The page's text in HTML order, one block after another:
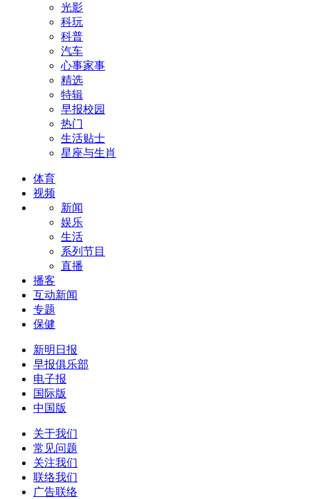
光影
科玩
科普
汽车
心事家事
精选
特辑
早报校园
热门
生活贴士
星座与生肖
体育
视频
新闻
娱乐
生活
系列节目
直播
播客
互动新闻
专题
保健
新明日报
早报俱乐部
电子报
国际版
中国版
关于我们
常见问题
关注我们
联络我们
广告联络